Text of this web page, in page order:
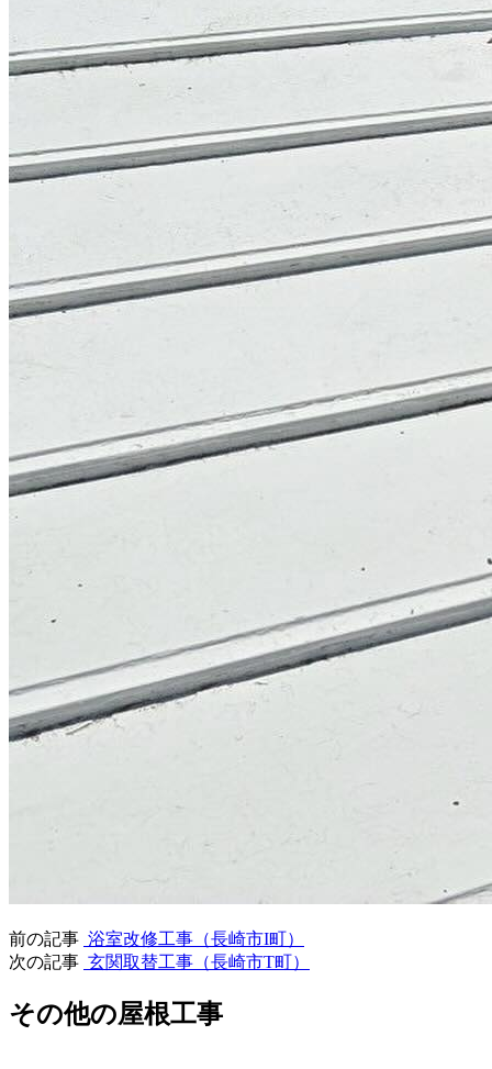
前の記事 浴室改修工事（長崎市I町）
次の記事 玄関取替工事（長崎市T町）
その他の屋根工事